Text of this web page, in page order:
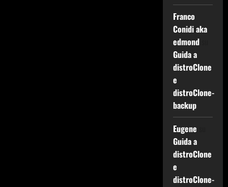
Franco
Conidi aka
edmondsu
Guida a
distroClone
e
distroClone-
backup
Eugene
Guida a
distroClone
e
distroClone-